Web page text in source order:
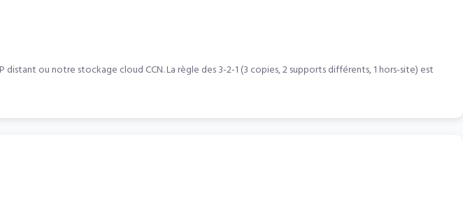
ou notre stockage cloud CCN. La règle des 3-2-1 (3 copies, 2 supports différents, 1 hors-site) est